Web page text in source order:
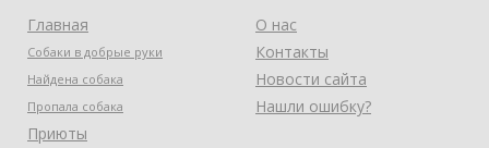
Главная
Собаки в добрые руки
Найдена собака
Пропала собака
Приюты
О нас
Контакты
Новости сайта
Нашли ошибку?